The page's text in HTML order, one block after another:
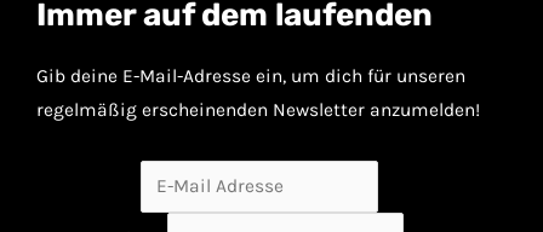
Immer auf dem laufenden
Gib deine E-Mail-Adresse ein, um dich für unseren
regelmäßig erscheinenden Newsletter anzumelden!